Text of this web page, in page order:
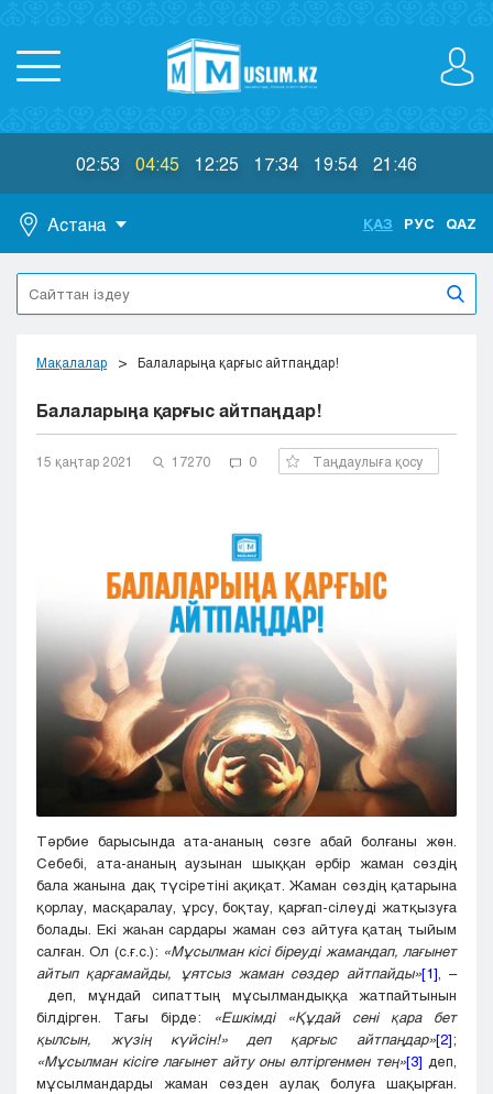
02:53 04:45 12:25 17:34 19:54 21:46
Астана
Астана
Алматы
Актобе
Жезказган
Караганда
Кокшетау
Туркестан
Уральск
Усть-Каменогорск
Шымкент
ҚАЗ РУС QAZ
Мақалалар Балаларыңа қарғыс айтпаңдар!
Балаларыңа қарғыс айтпаңдар!
15 қаңтар 2021 17270 0 Таңдаулыға қосу
Тәрбие барысында ата-ананың сөзге абай болғаны жөн.
Себебі, ата-ананың аузынан шыққан әрбір жаман сөздің
бала жанына дақ түсіретіні ақиқат. Жаман сөздің қатарына
қорлау, масқаралау, ұрсу, боқтау, қарғап-сілеуді жатқызуға
болады. Екі жаһан сардары жаман сөз айтуға қатаң тыйым
салған. Ол (с.ғ.с.): «Мұсылман кісі біреуді жамандап, лағынет
айтып қарғамайды, ұятсыз жаман сөздер айтпайды»[1] , –
деп, мұндай сипаттың мұсылмандыққа жатпайтынын
білдірген. Тағы бірде:
«Ешкімді «Құдай сені қара бет
қылсын, жүзің күйсін!» деп қарғыс айтпаңдар»[2];
«Мұсылман кісіге лағынет айту оны өлтіргенмен тең»[3] деп,
мұсылмандарды жаман сөзден аулақ болуға шақырған.